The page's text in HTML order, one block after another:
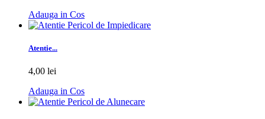
Adauga in Cos
Atentie...
4,00 lei
Adauga in Cos